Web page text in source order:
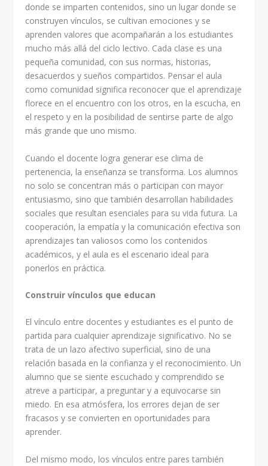
donde se imparten contenidos, sino un lugar donde se
construyen vínculos, se cultivan emociones y se
aprenden valores que acompañarán a los estudiantes
mucho más allá del ciclo lectivo. Cada clase es una
pequeña comunidad, con sus normas, historias,
desacuerdos y sueños compartidos. Pensar el aula
como comunidad significa reconocer que el aprendizaje
florece en el encuentro con los otros, en la escucha, en
el respeto y en la posibilidad de sentirse parte de algo
más grande que uno mismo.
Cuando el docente logra generar ese clima de
pertenencia, la enseñanza se transforma. Los alumnos
no solo se concentran más o participan con mayor
entusiasmo, sino que también desarrollan habilidades
sociales que resultan esenciales para su vida futura. La
cooperación, la empatía y la comunicación efectiva son
aprendizajes tan valiosos como los contenidos
académicos, y el aula es el escenario ideal para
ponerlos en práctica.
Construir vínculos que educan
El vínculo entre docentes y estudiantes es el punto de
partida para cualquier aprendizaje significativo. No se
trata de un lazo afectivo superficial, sino de una
relación basada en la confianza y el reconocimiento. Un
alumno que se siente escuchado y comprendido se
atreve a participar, a preguntar y a equivocarse sin
miedo. En esa atmósfera, los errores dejan de ser
fracasos y se convierten en oportunidades para
aprender.
Del mismo modo, los vínculos entre pares también